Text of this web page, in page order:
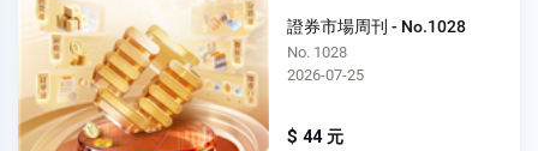
證券市場周刊 - No.1028
No. 1028
2026-07-25
$ 44 元